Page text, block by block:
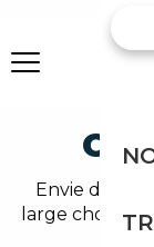
Envie
large choix de